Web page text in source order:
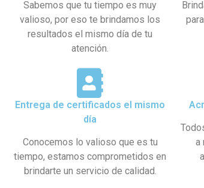
Sabemos que tu tiempo es muy
valioso, por eso te brindamos los
resultados el mismo día de tu
atención.
Entrega de certificados el mismo
día
Conocemos lo valioso que es tu
tiempo, estamos comprometidos en
brindarte un servicio de calidad.
a